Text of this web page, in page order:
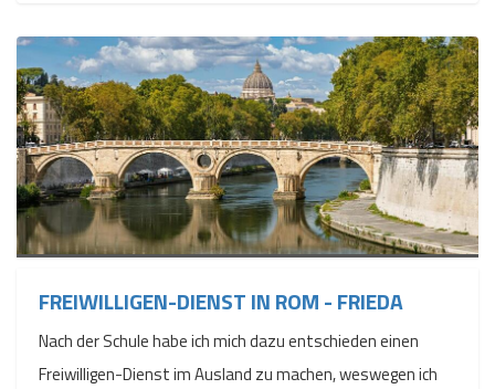
FREIWILLIGEN-DIENST IN ROM - FRIEDA
Nach der Schule habe ich mich dazu entschieden einen
Freiwilligen-Dienst im Ausland zu machen, weswegen ich